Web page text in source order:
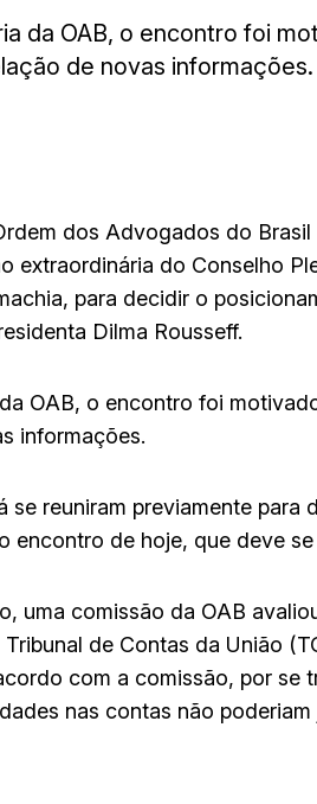
da OAB, o encontro foi
de novas informações.
dos Advogados do
extraordinária do Conselho
para decidir o
Dilma Rousseff.
OAB, o encontro foi
informações.
se reuniram previamente
encontro de hoje, que deve
uma comissão da OAB
de Contas da União
com a comissão, por se
nas contas não